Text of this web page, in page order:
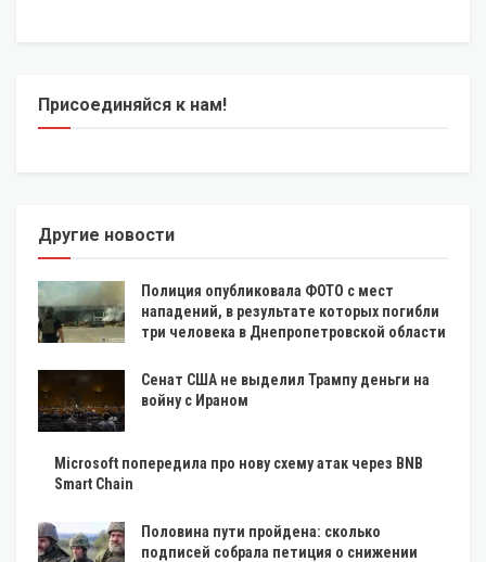
Присоединяйся к нам!
Другие новости
Полиция опубликовала ФОТО с мест
нападений, в результате которых погибли
три человека в Днепропетровской области
Сенат США не выделил Трампу деньги на
войну с Ираном
Microsoft попередила про нову схему атак через BNB
Smart Chain
Половина пути пройдена: сколько
подписей собрала петиция о снижении